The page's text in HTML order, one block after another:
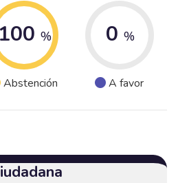
%
Abstención
0 %
A favor